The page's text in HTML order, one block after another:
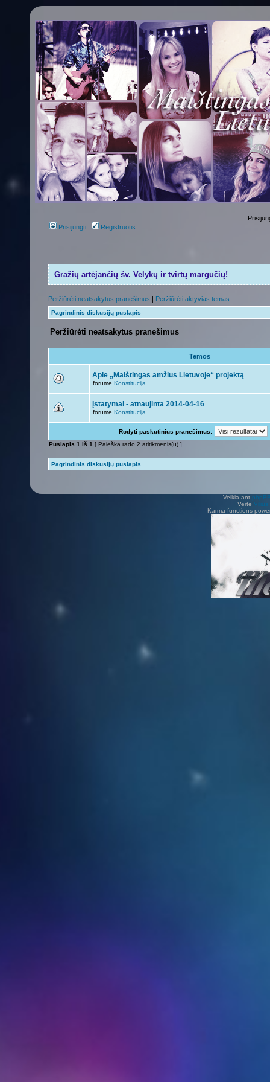
Prisijungti Registruotis
Gražių artėjančių šv. Velykų ir tvirtų margučių!
Peržiūrėti neatsakytus pranešimus | Peržiūrėti aktyvias temas
Pagrindinis diskusijų puslapis
Peržiūrėti neatsakytus pranešimus
Temos
Apie „Maištingas amžius Lietuvoje“ projektą
forume Konstitucija
Įstatymai - atnaujinta 2014-04-16
forume Konstitucija
Rodyti paskutinius pranešimus:
Puslapis 1 iš 1 [ Paieška rado 2 atitikmenis(ų) ]
Pagrindinis diskusijų puslapis
Veikia ant
Vertė Vilius
Karma functions